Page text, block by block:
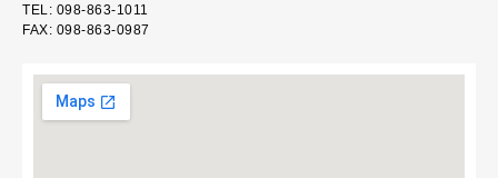
TEL: 098-863-1011
FAX: 098-863-0987